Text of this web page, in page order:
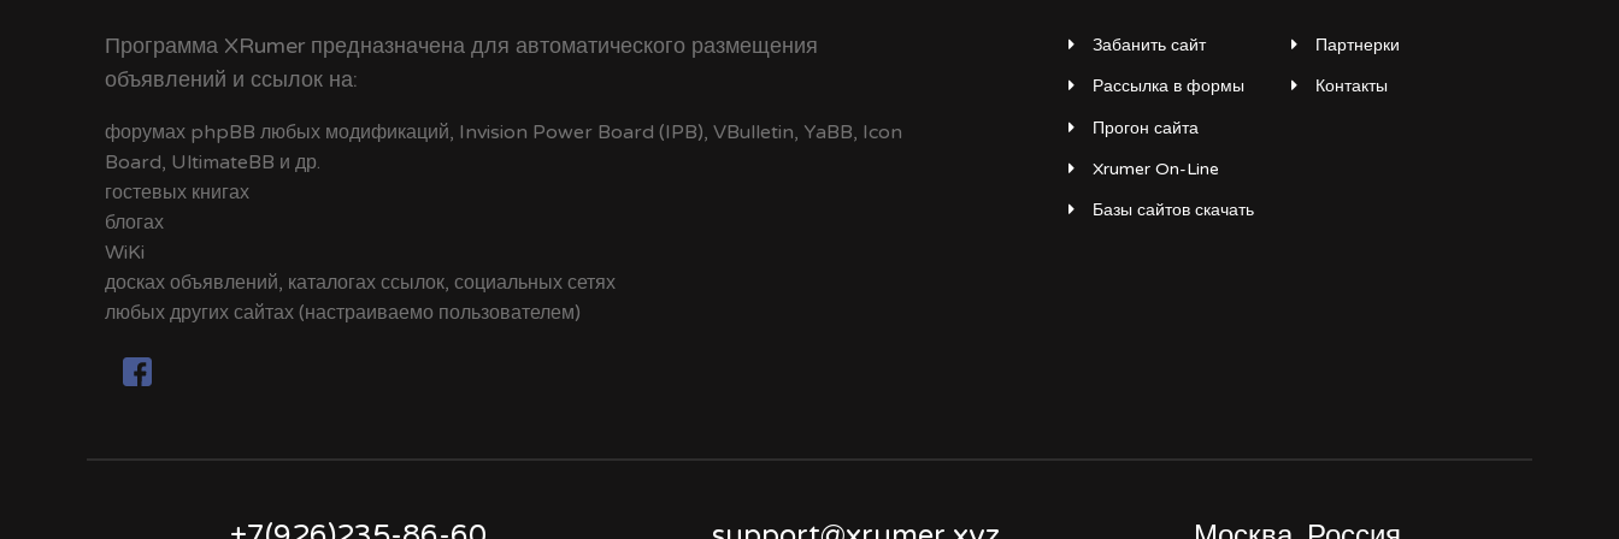
Программа XRumer предназначена для автоматического размещения
объявлений и ссылок на:
форумах phpBB любых модификаций, Invision Power Board (IPB), VBulletin, YaBB, Icon
Board, UltimateBB и др.
гостевых книгах
блогах
WiKi
досках объявлений, каталогах ссылок, социальных сетях
любых других сайтах (настраиваемо пользователем)
Забанить сайт
Рассылка в формы
Прогон сайта
Xrumer On-Line
Базы сайтов скачать
Партнерки
Контакты